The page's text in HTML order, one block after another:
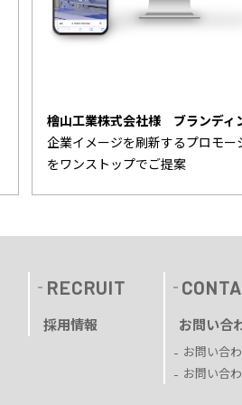
檜山工業株式会社様 ブランディ
企業イメージを刷新するプロモー
をワンストップでご提案
RECRUIT
採用情報 お問い合
お問い合
お問い合